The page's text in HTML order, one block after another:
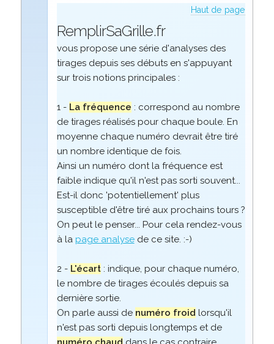
Haut de page
RemplirSaGrille.fr
vous propose une série d'analyses des
tirages depuis ses débuts en s'appuyant
sur trois notions principales :
1 - La fréquence : correspond au nombre
de tirages réalisés pour chaque boule. En
moyenne chaque numéro devrait être tiré
un nombre identique de fois.
Ainsi un numéro dont la fréquence est
faible indique qu'il n'est pas sorti souvent...
Est-il donc 'potentiellement' plus
susceptible d'être tiré aux prochains tours ?
On peut le penser... Pour cela rendez-vous
à la page analysede ce site. :-)
2 - L'écart: indique, pour chaque numéro,
le nombre de tirages écoulés depuis sa
dernière sortie.
On parle aussi de numéro froid lorsqu'il
n'est pas sorti depuis longtemps et de